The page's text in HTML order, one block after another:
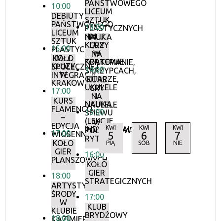
10:00
DEBIUTY
PAŃSTWOWEGO
LICEUM
SZTUK
PLASTYCZNYCH
IM. J.
KLUZY
W
KRAKOWIE
15:00
KOŁO
SPOŁECZNEJ
INTEGRACJI
17:00
KURS
FLAMENCO
–
EDYCJA
WIOSENNA
17:00
KOŁO
GIER
PLANSZOWYCH
18:00
ARTYSTYCZNE
ŚRODY
W
KLUBIE
KAZIMIERZ
18:00
PAŃSTWOWEGO
LICEUM
SZTUK
PLASTYCZNYCH
IM. J.
KLUZY
W
KRAKOWIE
13:00
NAUKA
GRY
NA
FORTEPIANIE,
SKRZYPCACH,
GITARZE,
UKULELE
I
NAUKA
ŚPIEWU
(LEKCJE
INDYWIDUALNE)
14:00
KURS
GRY
NA
UKULELE
15:00
W
POŁUDNIOWYCH
RYTMACH
16:00
KOŁO
GIER
STRATEGICZNYCH
17:00
KLUB
BRYDŻOWY
KWI
5
PIĄ
KWI
6
SOB
KWI
7
NIE